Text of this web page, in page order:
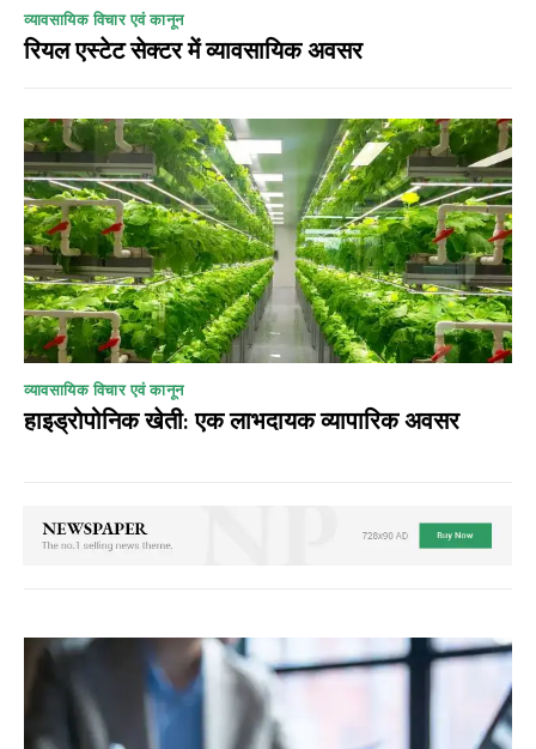
व्यावसायिक विचार एवं कानून
रियल एस्टेट सेक्टर में व्यावसायिक अवसर
व्यावसायिक विचार एवं कानून
हाइड्रोपोनिक खेती: एक लाभदायक व्यापारिक अवसर